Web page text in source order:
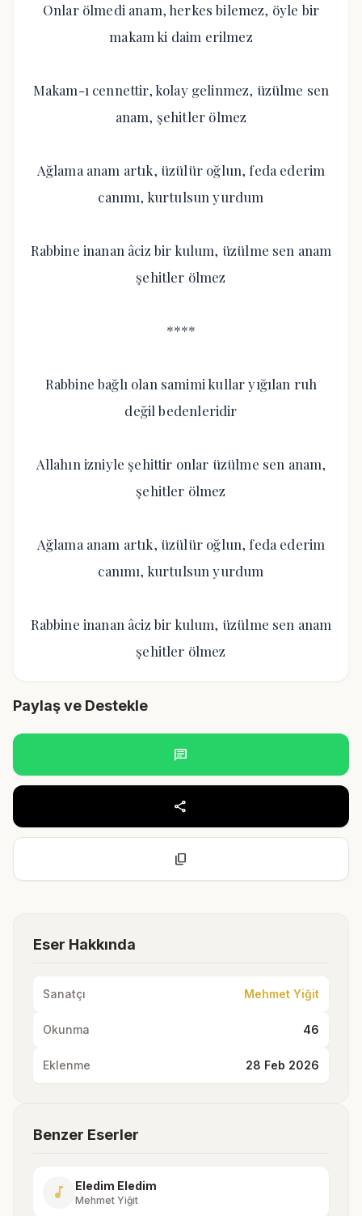
Onlar ölmedi anam, herkes bilemez, öyle bir
makam ki daim erilmez
Makam-ı cennettir, kolay gelinmez, üzülme sen
anam, şehitler ölmez
Ağlama anam artık, üzülür oğlun, feda ederim
canımı, kurtulsun yurdum
Rabbine inanan âciz bir kulum, üzülme sen anam
şehitler ölmez
****
Rabbine bağlı olan samimi kullar yığılan ruh
değil bedenleridir
Allahın izniyle şehittir onlar üzülme sen anam,
şehitler ölmez
Ağlama anam artık, üzülür oğlun, feda ederim
canımı, kurtulsun yurdum
Rabbine inanan âciz bir kulum, üzülme sen anam
şehitler ölmez
Paylaş ve Destekle
chat
share
content_copy
Eser Hakkında
Sanatçı Mehmet Yiğit
Okunma 46
Eklenme 28 Feb 2026
Benzer Eserler
music_note Eledim Eledim
Mehmet Yiğit